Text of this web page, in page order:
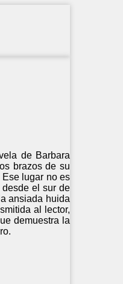
de Barbara
brazos de su
lugar no es
el sur de
ansiada huida
al lector,
demuestra la